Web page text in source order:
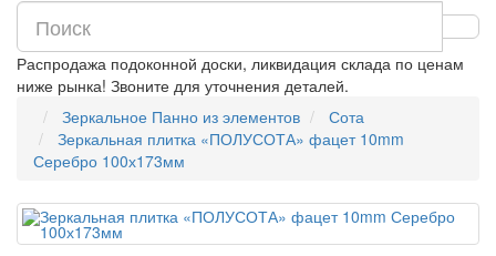
Распродажа подоконной доски, ликвидация склада по ценам
ниже рынка! Звоните для уточнения деталей.
Зеркальное Панно из элементов
Сота
Зеркальная плитка «ПОЛУСОТА» фацет 10mm
Серебро 100х173мм